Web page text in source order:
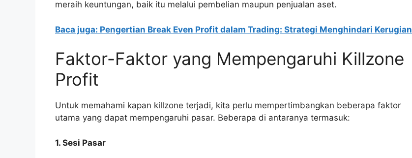
meraih keuntungan, baik itu melalui pembelian maupun penjualan aset.
Baca juga: Pengertian Break Even Profit dalam Trading: Strategi Menghindari Kerugian
Faktor-Faktor yang Mempengaruhi Killzone
Profit
Untuk memahami kapan killzone terjadi, kita perlu mempertimbangkan beberapa faktor
utama yang dapat mempengaruhi pasar. Beberapa di antaranya termasuk:
1. Sesi Pasar